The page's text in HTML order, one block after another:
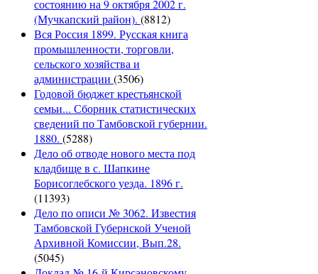
состоянию на 9 октября 2002 г.
(Мучкапский район). (8812)
Вся Россия 1899. Русская книга
промышленности, торговли,
сельского хозяйства и
администрации (3506)
Годовой бюджет крестьянской
семьи... Сборник статистических
сведений по Тамбовской губернии.
1880. (5288)
Дело об отводе нового места под
кладбище в с. Шапкине
Борисоглебского уезда. 1896 г.
(11393)
Дело по описи № 3062. Известия
Тамбовской Губернской Ученой
Архивной Комиссии, Вып.28.
(5045)